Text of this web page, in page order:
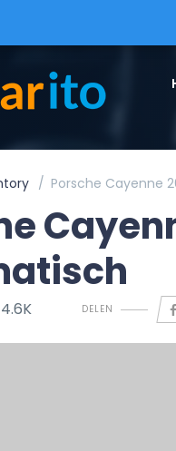
Porsche Cayenne
4.6K DELEN